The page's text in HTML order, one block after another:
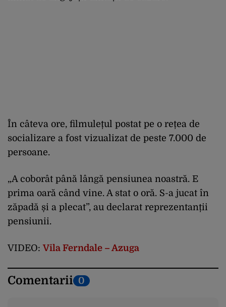
În câteva ore, filmulețul postat pe o rețea de
socializare a fost vizualizat de peste 7.000 de
persoane.
„A coborât până lângă pensiunea noastră. E
prima oară când vine. A stat o oră. S-a jucat în
zăpadă și a plecat”, au declarat reprezentanții
pensiunii.
VIDEO:Vila Ferndale – Azuga
Comentarii 0